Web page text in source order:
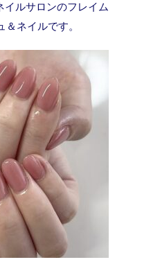
ルサロンのフレイム
＆ネイルです。